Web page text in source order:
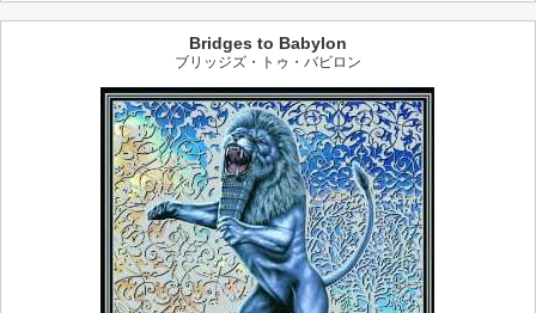
Bridges to Babylon
ブリッジズ・トゥ・バビロン